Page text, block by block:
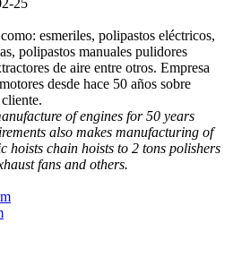
esmeriles, polipastos eléctricos,
polipastos manuales pulidores
de aire entre otros. Empresa
desde hace 50 años sobre
of engines for 50 years
also makes manufacturing of
hoists chain hoists to 2 tons polishers
fans and others.